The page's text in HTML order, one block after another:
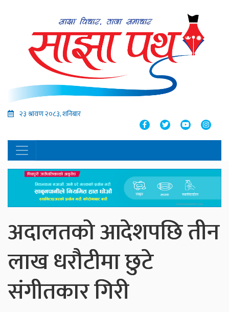
२३ श्रावण २०८३, शनिबार
अदालतको आदेशपछि तीन
लाख धरौटीमा छुटे
संगीतकार गिरी